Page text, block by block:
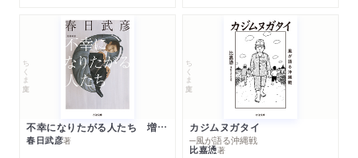
ちくま文庫
不幸になりたがる人たち 増補新版
春日武彦著
ちくま文庫
カジムヌガタイ
─風が語る沖縄戦
比嘉慂著